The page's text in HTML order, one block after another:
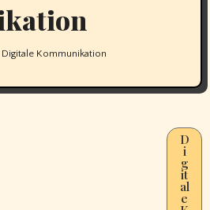
Digitale Kommunikation
D
i
g
it
al
e